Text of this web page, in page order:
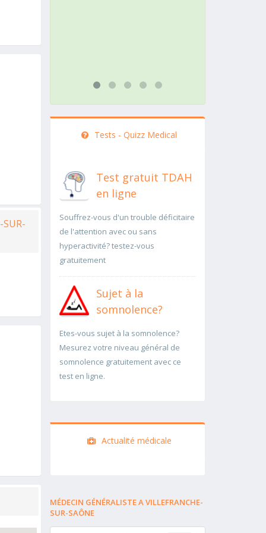
SUR-
Tests - Quizz Medical
Test gratuit TDAH
en ligne
Souffrez-vous d'un trouble déficitaire
de l'attention avec ou sans
hyperactivité? testez-vous
gratuitement
Sujet à la
somnolence?
Etes-vous sujet à la somnolence?
Mesurez votre niveau général de
somnolence gratuitement avec ce
test en ligne.
Actualité médicale
MÉDECIN GÉNÉRALISTE A VILLEFRANCHE-
SUR-SAÔNE